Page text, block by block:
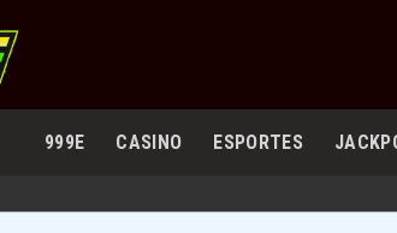
999E
CASINO ESPORTES